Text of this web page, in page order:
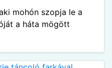
mohón szopja le a
a háta mögött